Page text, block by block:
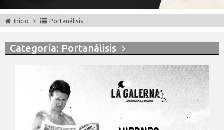
Inicio Portanálisis
Categoría: Portanálisis